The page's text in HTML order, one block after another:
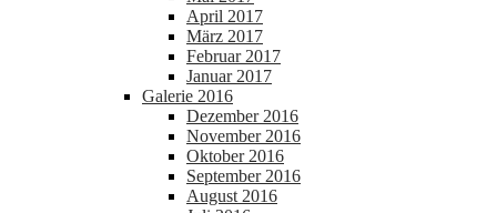
April 2017
März 2017
Februar 2017
Januar 2017
Galerie 2016
Dezember 2016
November 2016
Oktober 2016
September 2016
August 2016